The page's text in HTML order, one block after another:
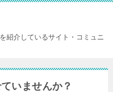
紹介しているサイト・コミュニ
いませんか？